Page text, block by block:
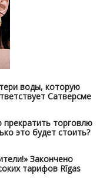
воды, которую
Сатверсме
торговлю
это будет стоить?
Закончено
тарифов Rīgas